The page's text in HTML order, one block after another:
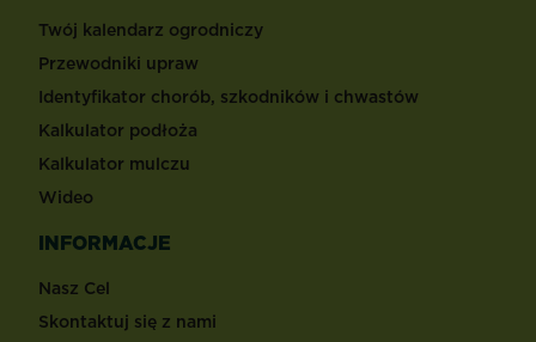
Twój kalendarz ogrodniczy
Przewodniki upraw
Identyfikator chorób, szkodników i chwastów
Kalkulator podłoża
Kalkulator mulczu
Wideo
INFORMACJE
Nasz Cel
Skontaktuj się z nami